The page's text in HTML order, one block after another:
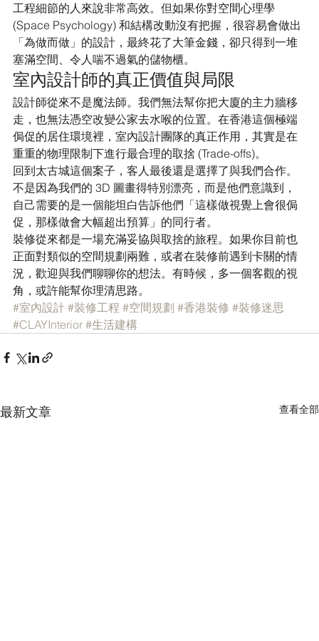
工程細節的人來說非常高效。但如果你對空間心理學
(Space Psychology) 和結構改動沒有把握，很容易會做出
「為做而做」的設計，最終花了大筆金錢，卻只得到一堆
塞滿空間、令人喘不過氣的儲物櫃。
室內設計師的真正價值與局限
設計師從來不是魔法師。我們無法幫你把大廈的主力牆移
走，也無法憑空改變公家去水喉的位置。在香港這個極端
侷促的居住環境裡，室內設計團隊的真正作用，其實是在
重重的物理限制下進行最合理的取捨 (Trade-offs)。
回到太古城這個案子，客人最後還是選擇了與我們合作。
不是因為我們的 3D 圖畫得特別漂亮，而是他們意識到，
自己需要的是一個能坦白告訴他們「這樣做視覺上會很侷
促，那樣做會大幅超出預算」的同行者。
裝修從來都是一場充滿妥協與取捨的旅程。如果你目前也
正面對類似的空間規劃兩難，或者在裝修前遇到卡關的情
況，歡迎與我們聊聊你的想法。有時候，多一個客觀的視
角，或許能幫你理清思路。
#室內設計 #裝修工程 #空間規劃 #香港裝修 #裝修迷思
#CLAYInterior #生活建構
最新文章 查看全部